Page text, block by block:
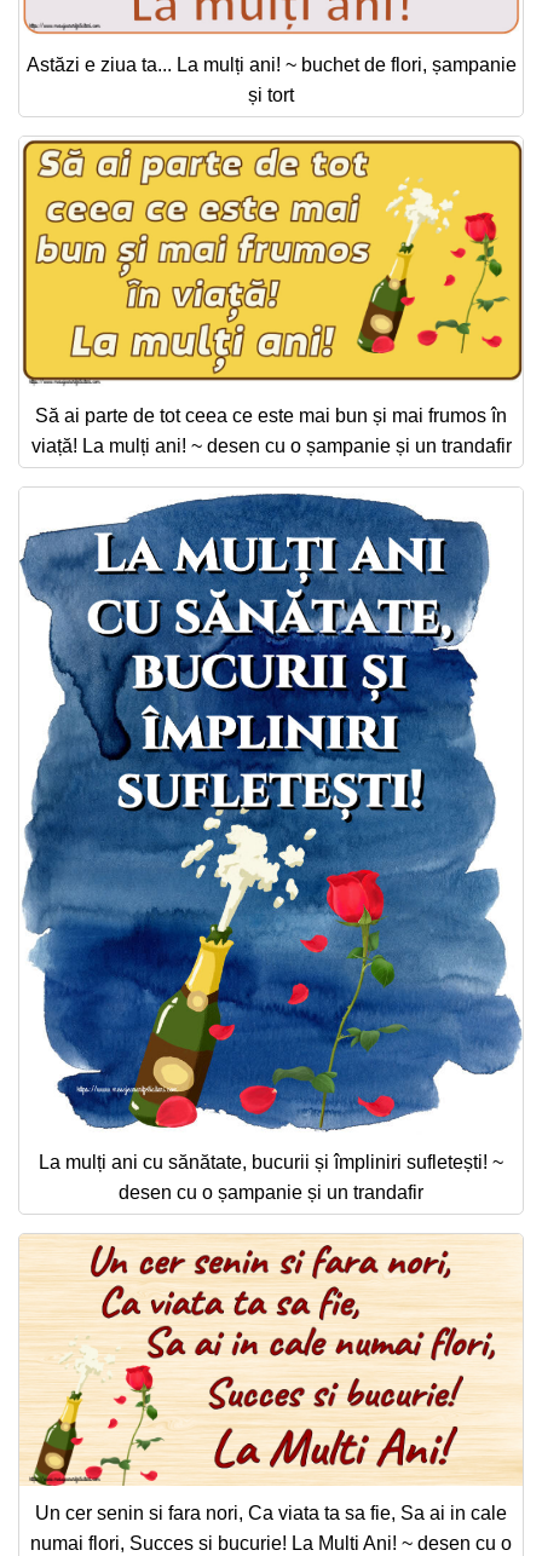
Astăzi e ziua ta... La mulți ani! ~ buchet de flori, șampanie
și tort
Să ai parte de tot ceea ce este mai bun și mai frumos în
viață! La mulți ani! ~ desen cu o șampanie și un trandafir
La mulți ani cu sănătate, bucurii și împliniri sufletești! ~
desen cu o șampanie și un trandafir
Un cer senin si fara nori, Ca viata ta sa fie, Sa ai in cale
numai flori, Succes si bucurie! La Multi Ani! ~ desen cu o